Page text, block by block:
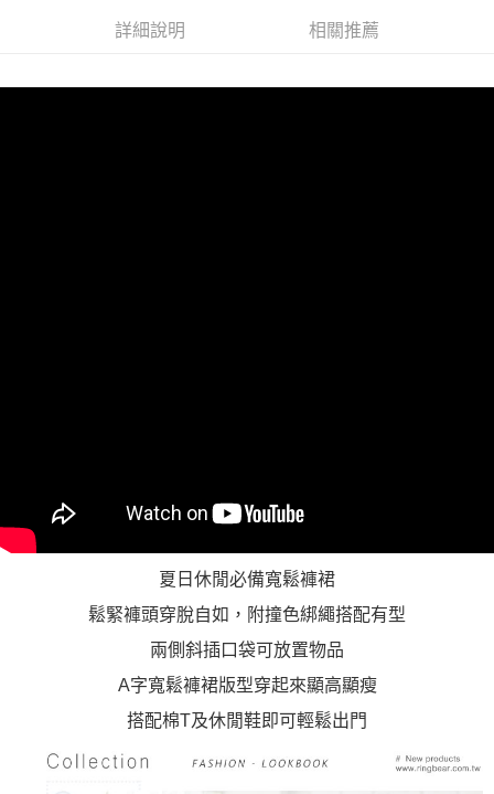
１．透過由恩沛科技股份有限公司提供之「AFTEE先享後付」服務完成之交
２．關於個人資料處理事宜，請瀏覽以下網址：
每筆NT$100，滿NT$1,000(含以上)免運費
詳細說明 相關推薦
夏日休閒必備寬鬆褲裙
鬆緊褲頭穿脫自如，附撞色綁繩搭配有型
兩側斜插口袋可放置物品
A字寬鬆褲裙版型穿起來顯高顯瘦
搭配棉T及休閒鞋即可輕鬆出門